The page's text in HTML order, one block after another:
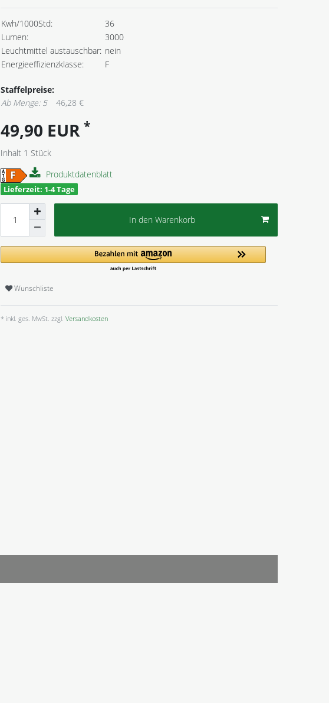
Kwh/1000Std:
36
Lumen:
3000
Leuchtmittel austauschbar: nein
Energieeffizienzklasse:
F
Staffelpreise:
Ab Menge: 5
46,28 €
49,90 EUR *
Inhalt 1 Stück
Produktdatenblatt
Lieferzeit: 1-4 Tage
In den Warenkorb
Wunschliste
* inkl. ges. MwSt. zzgl. Versandkosten